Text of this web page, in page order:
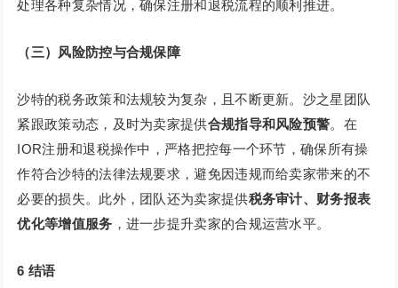
处理各种复杂情况，确保注册和退税流程的顺利推进。
（三）风险防控与合规保障
沙特的税务政策和法规较为复杂，且不断更新。沙之星团队
紧跟政策动态，及时为卖家提供合规指导和风险预警。在
IOR注册和退税操作中，严格把控每一个环节，确保所有操
作符合沙特的法律法规要求，避免因违规而给卖家带来的不
必要的损失。此外，团队还为卖家提供税务审计、财务报表
优化等增值服务 ，进一步提升卖家的合规运营水平。
6 结语